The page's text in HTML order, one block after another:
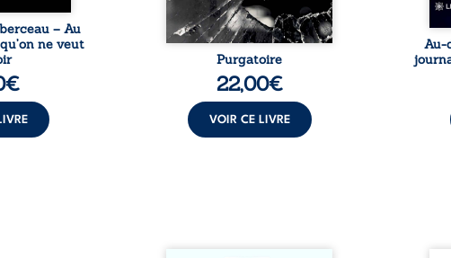
– Au
ne veut
€
Purgatoire
22,00€
VOIR CE LIVRE
Au-